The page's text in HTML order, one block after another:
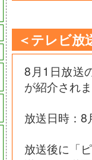
＜テレビ放
8月1日放送
が紹介され
放送日時：
放送後に「